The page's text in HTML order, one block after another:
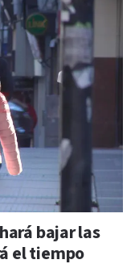
bajar las
el tiempo